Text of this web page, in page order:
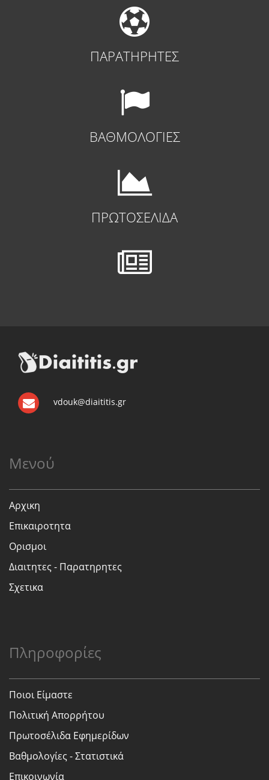
ΠΑΡΑΤΗΡΗΤΕΣ
ΒΑΘΜΟΛΟΓΙΕΣ
ΠΡΩΤΟΣΕΛΙΔΑ
vdouk@diaititis.gr
Μενού
Αρχικη
Επικαιροτητα
Ορισμοι
Διαιτητες - Παρατηρητες
Σχετικα
Πληροφορίες
Ποιοι Είμαστε
Πολιτική Απορρήτου
Πρωτοσέλιδα Εφημερίδων
Βαθμολογίες - Στατιστικά
Επικοινωνία